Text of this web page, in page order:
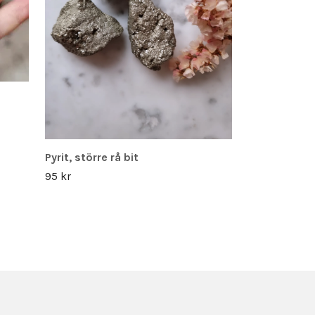
Pyrit, större rå bit
95 kr